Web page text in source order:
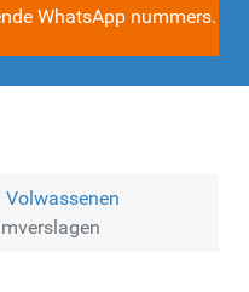
WhatsApp nummers.
Volwassenen